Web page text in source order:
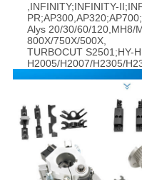
,INFINITY;INFINITY-
Alys 20/30/60/120,MH8/
800X/750X/500X,
TURBOCUT S2501;HY-
H2005/H2007/H2305/